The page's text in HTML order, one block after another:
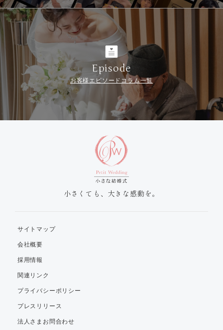
Episode
お客様エピソードコラム一覧
小さくても、大きな感動を。
サイトマップ
会社概要
採用情報
関連リンク
プライバシーポリシー
プレスリリース
法人さまお問合わせ